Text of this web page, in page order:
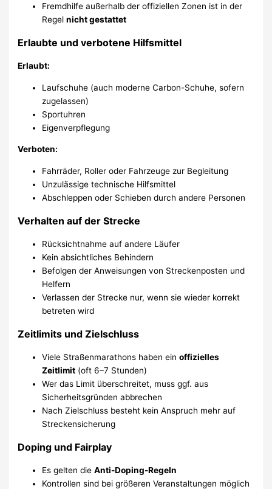
Fremdhilfe außerhalb der offiziellen Zonen ist in der
Regelnicht gestattet
Erlaubte und verbotene Hilfsmittel
Erlaubt:
Laufschuhe (auch moderne Carbon-Schuhe, sofern
zugelassen)
Sportuhren
Eigenverpflegung
Verboten:
Fahrräder, Roller oder Fahrzeuge zur Begleitung
Unzulässige technische Hilfsmittel
Abschleppen oder Schieben durch andere Personen
Verhalten auf der Strecke
Rücksichtnahme auf andere Läufer
Kein absichtliches Behindern
Befolgen der Anweisungen von Streckenposten und
Helfern
Verlassen der Strecke nur, wenn sie wieder korrekt
betreten wird
Zeitlimits und Zielschluss
Viele Straßenmarathons haben einoffizielles
Zeitlimit (oft 6–7 Stunden)
Wer das Limit überschreitet, muss ggf. aus
Sicherheitsgründen abbrechen
Nach Zielschluss besteht kein Anspruch mehr auf
Streckensicherung
Doping und Fairplay
Es gelten dieAnti-Doping-Regeln
Kontrollen sind bei größeren Veranstaltungen möglich